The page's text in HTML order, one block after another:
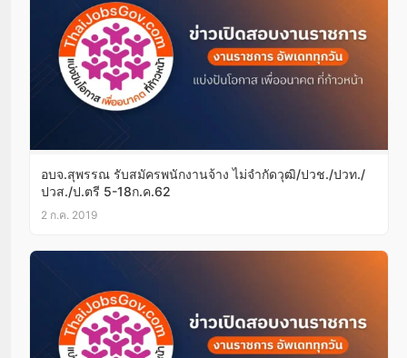
อบจ.สุพรรณ รับสมัครพนักงานจ้าง ไม่จำกัดวุฒิ/ปวช./ปวท./
ปวส./ป.ตรี 5-18ก.ค.62
2 ก.ค. 2019